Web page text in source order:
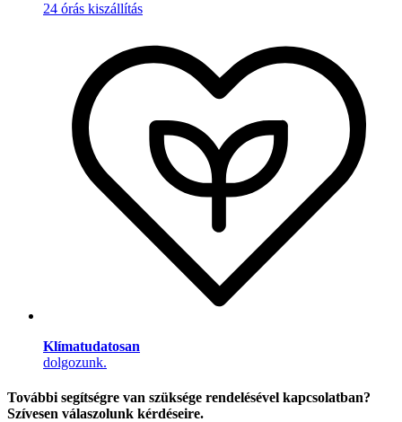
24 órás kiszállítás
Klímatudatosan
dolgozunk.
További segítségre van szüksége rendelésével kapcsolatban?
Szívesen válaszolunk kérdéseire.